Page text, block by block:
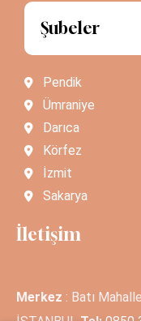
Şubeler
Pendik
Ümraniye
Darıca
Körfez
İzmit
Sakarya
İletişim
Merkez : Batı